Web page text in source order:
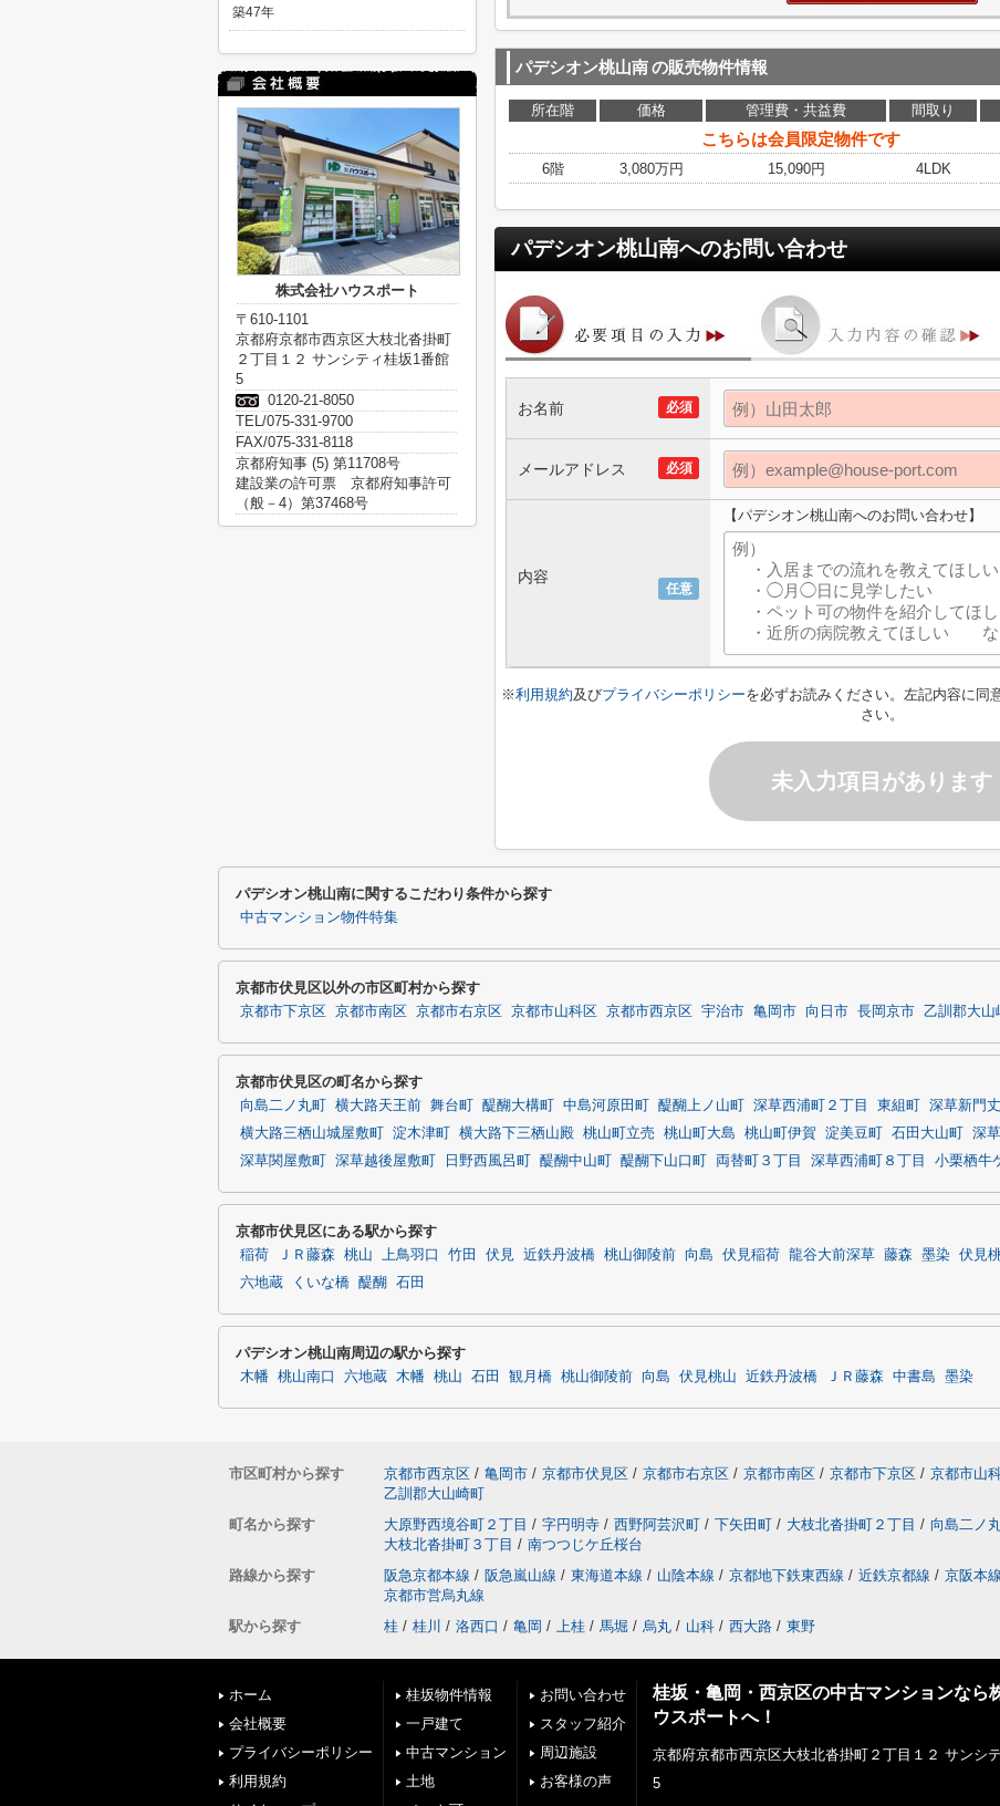
パデシオン桃山南の販売物件情報
所在階 価格 管理費・共益費 間取り
こちらは会員限定物件です
6階
3,080万円 15,090円 4LDK
パデシオン桃山南へのお問い合わせ
必須
お名前
必須
メールアドレス
任意
内容
【パデシオン桃山南へのお問い合わせ】
※利用規約及びプライバシーポリシーを必ずお読みください。左記内容に同
さい。
未入力項目があります
築47年
株式会社ハウスポート
〒610-1101
京都府京都市西京区大枝北沓掛町
２丁目１２ サンシティ桂坂1番館
5
0120-21-8050
TEL/075-331-9700
FAX/075-331-8118
京都府知事 (5) 第11708号
建設業の許可票 京都府知事許可
（般－4）第37468号
パデシオン桃山南に関するこだわり条件から探す
中古マンション物件特集
京都市伏見区以外の市区町村から探す
京都市下京区 京都市南区 京都市右京区 京都市山科区 京都市西京区 宇治市 亀岡市 向日市 長岡京市 乙訓郡大山
京都市伏見区の町名から探す
向島二ノ丸町 横大路天王前 舞台町 醍醐大構町 中島河原田町 醍醐上ノ山町 深草西浦町２丁目 東組町 深草新門丈
横大路三栖山城屋敷町
淀木津町 横大路下三栖山殿 桃山町立売 桃山町大島 桃山町伊賀 淀美豆町 石田大山町 深
深草関屋敷町
深草越後屋敷町 日野西風呂町 醍醐中山町 醍醐下山口町 両替町３丁目 深草西浦町８丁目 小栗栖牛
京都市伏見区にある駅から探す
稲荷 ＪＲ藤森 桃山 上鳥羽口 竹田 伏見 近鉄丹波橋 桃山御陵前 向島 伏見稲荷 龍谷大前深草 藤森 墨染 伏見
六地蔵
くいな橋 醍醐 石田
パデシオン桃山南周辺の駅から探す
木幡 桃山南口 六地蔵 木幡 桃山 石田 観月橋 桃山御陵前 向島 伏見桃山 近鉄丹波橋 ＪＲ藤森 中書島 墨染
市区町村から探す 京都市西京区 / 亀岡市 / 京都市伏見区 / 京都市右京区 / 京都市南区 / 京都市下京区 / 京都市山
乙訓郡大山崎町
町名から探す
大原野西境谷町２丁目 / 字円明寺 / 西野阿芸沢町 / 下矢田町 / 大枝北沓掛町２丁目 / 向島二ノ
大枝北沓掛町３丁目 / 南つつじケ丘桜台
路線から探す
阪急京都本線 / 阪急嵐山線 / 東海道本線 / 山陰本線 / 京都地下鉄東西線 / 近鉄京都線 / 京阪本線
京都市営烏丸線
駅から探す
桂 / 桂川 / 洛西口 / 亀岡 / 上桂 / 馬堀 / 烏丸 / 山科 / 西大路 / 東野
ホーム
会社概要
プライバシーポリシー
利用規約
桂坂物件情報
一戸建て
中古マンション
土地
お問い合わせ
スタッフ紹介
周辺施設
お客様の声
桂坂・亀岡・西京区の中古マンションなら
ウスポートへ！
京都府京都市西京区大枝北沓掛町２丁目１２ サンシ
5